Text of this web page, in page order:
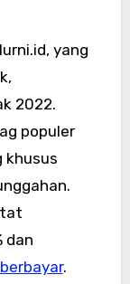
yang
2022.
populer
khusus
dan
.